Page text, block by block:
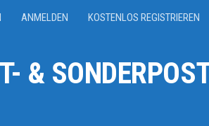
ANMELDEN KOSTENLOS REGISTRIEREN
&